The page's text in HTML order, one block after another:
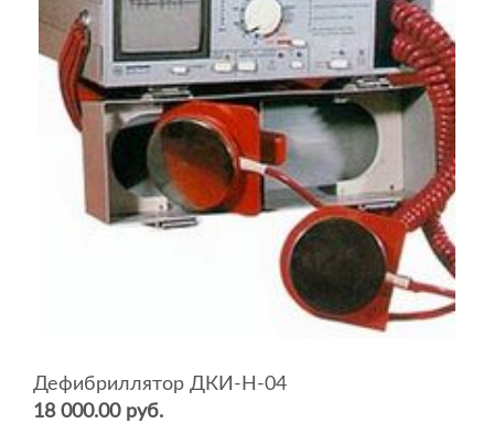
Дефибриллятор ДКИ-Н-04
18 000.00 руб.